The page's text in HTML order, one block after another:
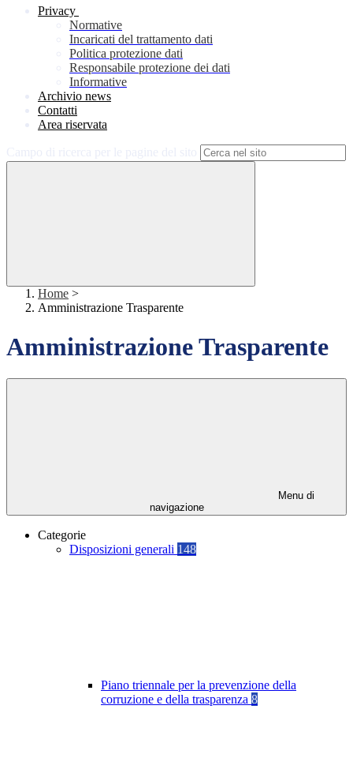
Privacy
Normative
Incaricati del trattamento dati
Politica protezione dati
Responsabile protezione dei dati
Informative
Archivio news
Contatti
Area riservata
Home >
Amministrazione Trasparente
Amministrazione Trasparente
Menu di
navigazione
Categorie
Disposizioni generali 148
Piano triennale per la prevenzione della
corruzione e della trasparenza 8